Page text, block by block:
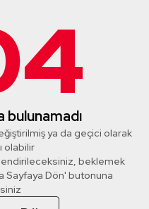
bulunamadı
ya da geçici olarak
olabilir
beklemek
Sayfaya Dön' butonuna